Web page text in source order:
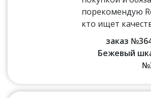
порекомендую
кто ищет
заказ
Бежевый